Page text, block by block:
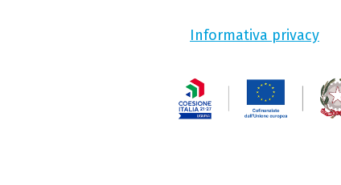
Informativa privacy